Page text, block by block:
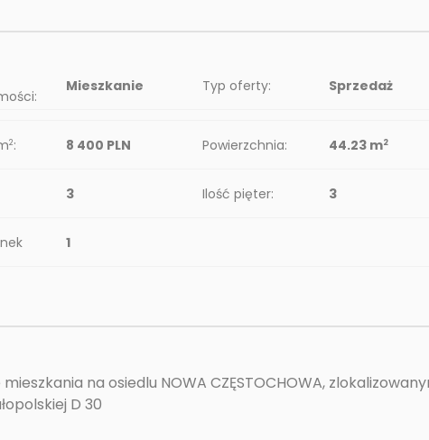
Mieszkanie Typ oferty: Sprzedaż
2: 8 400 PLN Powierzchnia: 44.23 m2
3 Ilość pięter: 3
1
na osiedlu NOWA CZĘSTOCHOWA,
D 30